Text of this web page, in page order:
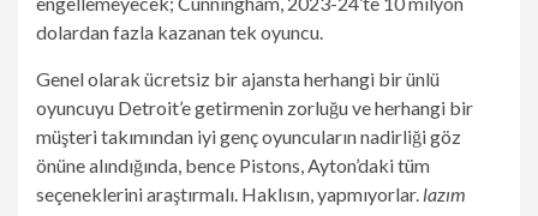
dolardan fazla kazanan tek oyuncu.
Genel olarak ücretsiz bir ajansta herhangi bir ünlü
oyuncuyu Detroit’e getirmenin zorluğu ve herhangi bir
müşteri takımından iyi genç oyuncuların nadirliği göz
önüne alındığında, bence Pistons, Ayton’daki tüm
seçeneklerini araştırmalı. Haklısın, yapmıyorlar. lazım